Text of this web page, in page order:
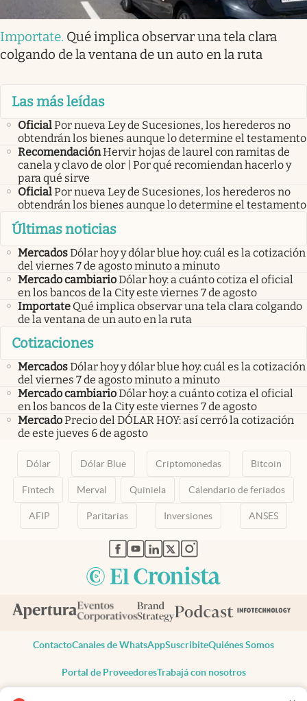
Importate. Qué implica observar una tela clara
colgando de la ventana de un auto en la ruta
Las más leídas
OficialPor nueva Ley de Sucesiones, los herederos no
obtendrán los bienes aunque lo determine el testamento
RecomendaciónHervir hojas de laurel con ramitas de
canela y clavo de olor | Por qué recomiendan hacerlo y
para qué sirve
OficialPor nueva Ley de Sucesiones, los herederos no
obtendrán los bienes aunque lo determine el testamento
Últimas noticias
MercadosDólar hoy y dólar blue hoy: cuál es la cotización
del viernes 7 de agosto minuto a minuto
Mercado cambiarioDólar hoy: a cuánto cotiza el oficial
en los bancos de la City este viernes 7 de agosto
Importate Qué implica observar una tela clara colgando
de la ventana de un auto en la ruta
Cotizaciones
MercadosDólar hoy y dólar blue hoy: cuál es la cotización
del viernes 7 de agosto minuto a minuto
Mercado cambiarioDólar hoy: a cuánto cotiza el oficial
en los bancos de la City este viernes 7 de agosto
MercadoPrecio del DÓLAR HOY: así cerró la cotización
de este jueves 6 de agosto
Dólar Dólar Blue Criptomonedas Bitcoin
Fintech Merval Quiniela Calendario de feriados
AFIP Paritarias Inversiones ANSES
abre en nueva pestaña
abre en nueva pestaña
abre en nueva pestaña
abre en nueva pestaña
abre en nueva pestaña
ContactoCanales de WhatsAppSuscribiteQuiénes Somos
Portal de ProveedoresTrabajá con nosotros